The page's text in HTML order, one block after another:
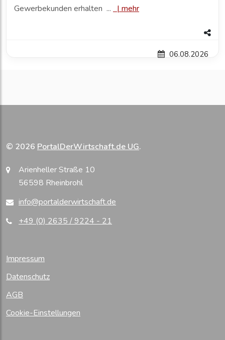
Gewerbekunden erhalten ...
| mehr
06.08.2026
© 2026 PortalDerWirtschaft.de UG.
Arienheller Straße 10
56598 Rheinbrohl
info@portalderwirtschaft.de
+49 (0) 2635 / 9224 - 21
Impressum
Datenschutz
AGB
Cookie-Einstellungen